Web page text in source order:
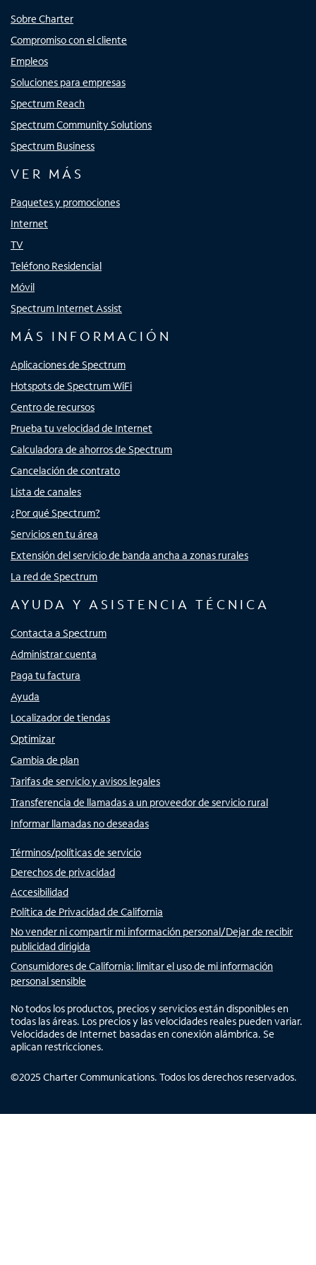
Sobre Charter
Compromiso con el cliente
Empleos
Soluciones para empresas
Spectrum Reach
Spectrum Community Solutions
Spectrum Business
VER MÁS
Paquetes y promociones
Internet
TV
Teléfono Residencial
Móvil
Spectrum Internet Assist
MÁS INFORMACIÓN
Aplicaciones de Spectrum
Hotspots de Spectrum WiFi
Centro de recursos
Prueba tu velocidad de Internet
Calculadora de ahorros de Spectrum
Cancelación de contrato
Lista de canales
¿Por qué Spectrum?
Servicios en tu área
Extensión del servicio de banda ancha a zonas rurales
La red de Spectrum
AYUDA Y ASISTENCIA TÉCNICA
Contacta a Spectrum
Administrar cuenta
Paga tu factura
Ayuda
Localizador de tiendas
Optimizar
Cambia de plan
Tarifas de servicio y avisos legales
Transferencia de llamadas a un proveedor de servicio rural
Informar llamadas no deseadas
Términos/políticas de servicio
Derechos de privacidad
Accesibilidad
Política de Privacidad de California
No vender ni compartir mi información personal/Dejar de recibir
publicidad dirigida
Consumidores de California: limitar el uso de mi información
personal sensible
No todos los productos, precios y servicios están disponibles en
todas las áreas. Los precios y las velocidades reales pueden variar.
Velocidades de Internet basadas en conexión alámbrica. Se
aplican restricciones.
©2025 Charter Communications. Todos los derechos reservados.